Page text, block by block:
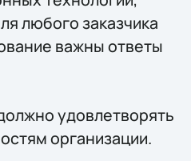
любого заказчика
важны ответы
удовлетворять
организации.